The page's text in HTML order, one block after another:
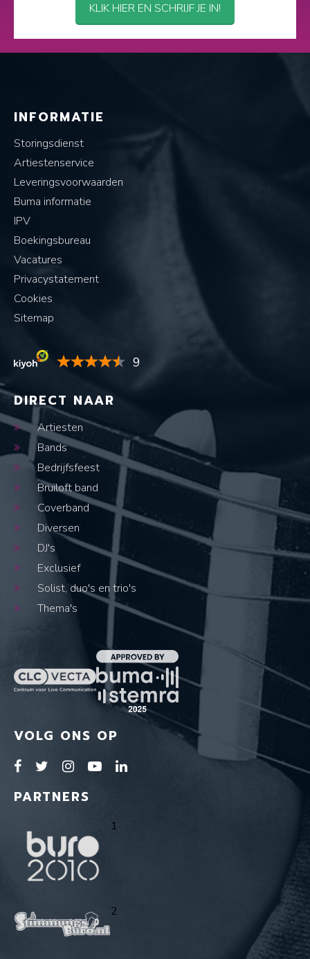
KLIK HIER EN SCHRIJF JE IN!
INFORMATIE
Storingsdienst
Artiestenservice
Leveringsvoorwaarden
Buma informatie
IPV
Boekingsbureau
Vacatures
Privacystatement
Cookies
Sitemap
9
DIRECT NAAR
Artiesten
Bands
Bedrijfsfeest
Bruiloft band
Coverband
Diversen
DJ's
Exclusief
Solist, duo's en trio's
Thema's
VOLG ONS OP
PARTNERS
1
2